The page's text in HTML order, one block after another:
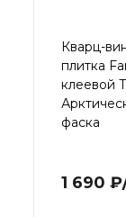
Кварц-
плитка
клеевой
фаска
1 690